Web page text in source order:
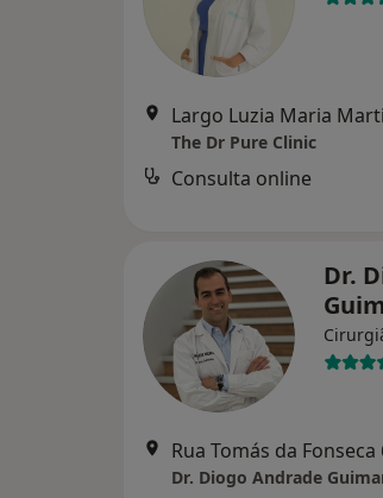
Largo Luzia Maria
The Dr Pure Clinic
Consulta online
Dr.
Rua Tomás da Fonseca
Dr. Diogo Andrade